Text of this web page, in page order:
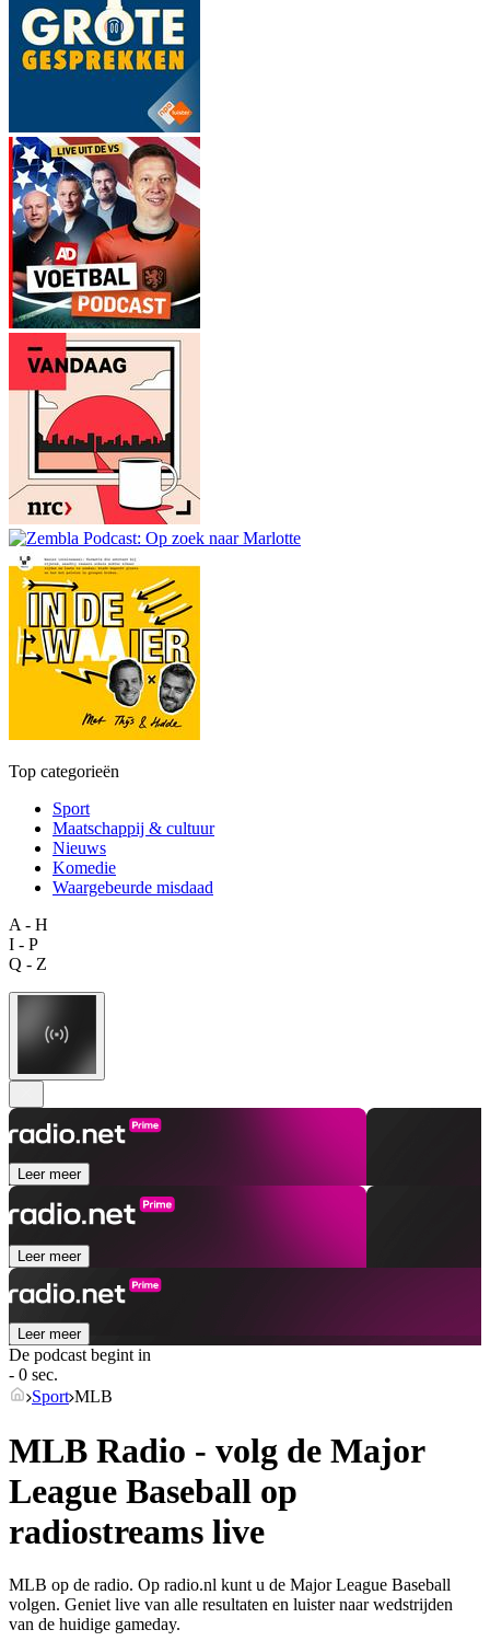
Top categorieën
Sport
Maatschappij & cultuur
Nieuws
Komedie
Waargebeurde misdaad
A - H
I - P
Q - Z
Leer meer
Leer meer
Leer meer
De podcast begint in
- 0 sec.
Sport MLB
MLB Radio - volg de Major
League Baseball op
radiostreams live
MLB op de radio. Op radio.nl kunt u de Major League Baseball
volgen. Geniet live van alle resultaten en luister naar wedstrijden
van de huidige gameday.